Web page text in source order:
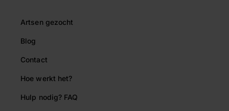
Artsen gezocht
Blog
Contact
Hoe werkt het?
Hulp nodig? FAQ